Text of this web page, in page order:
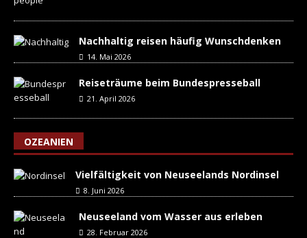
Nachhaltig reisen häufig Wunschdenken
14. Mai 2026
Reiseträume beim Bundespresseball
21. April 2026
OZEANIEN
Vielfältigkeit von Neuseelands Nordinsel
8. Juni 2026
Neuseeland vom Wasser aus erleben
28. Februar 2026